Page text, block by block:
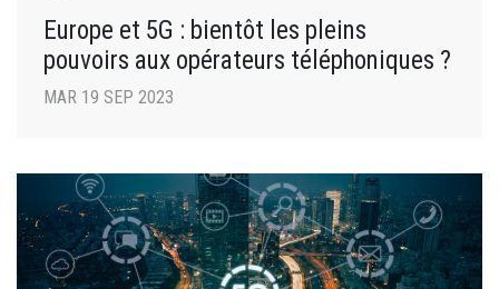
Europe et 5G : bientôt les pleins
pouvoirs aux opérateurs téléphoniques ?
MAR 19 SEP 2023